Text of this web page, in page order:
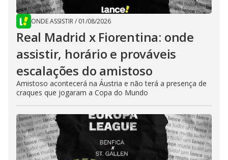
ONDE ASSISTIR/ 01/08/2026
Real Madrid x Fiorentina: onde
assistir, horário e prováveis
escalações do amistoso
Amistoso acontecerá na Áustria e não terá a presença de
craques que jogaram a Copa do Mundo